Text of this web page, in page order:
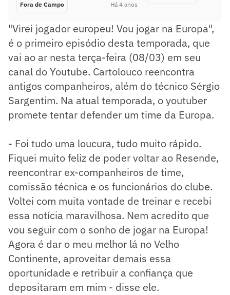
Fora de Campo Há 4 anos
"Virei jogador europeu! Vou jogar na Europa",
é o primeiro episódio desta temporada, que
vai ao ar nesta terça-feira (08/03) em seu
canal do Youtube. Cartolouco reencontra
antigos companheiros, além do técnico Sérgio
Sargentim. Na atual temporada, o youtuber
promete tentar defender um time da Europa.
- Foi tudo uma loucura, tudo muito rápido.
Fiquei muito feliz de poder voltar ao Resende,
reencontrar ex-companheiros de time,
comissão técnica e os funcionários do clube.
Voltei com muita vontade de treinar e recebi
essa notícia maravilhosa. Nem acredito que
vou seguir com o sonho de jogar na Europa!
Agora é dar o meu melhor lá no Velho
Continente, aproveitar demais essa
oportunidade e retribuir a confiança que
depositaram em mim - disse ele.